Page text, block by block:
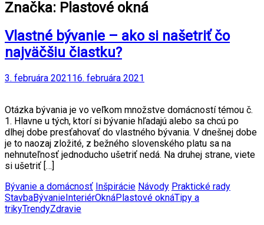
Značka: Plastové okná
Vlastné bývanie – ako si našetriť čo
najväčšiu čiastku?
3. februára 202116. februára 2021
Otázka bývania je vo veľkom množstve domácností témou č.
1. Hlavne u tých, ktorí si bývanie hľadajú alebo sa chcú po
dlhej dobe presťahovať do vlastného bývania. V dnešnej dobe
je to naozaj zložité, z bežného slovenského platu sa na
nehnuteľnosť jednoducho ušetriť nedá. Na druhej strane, viete
si ušetriť […]
Bývanie a domácnosť Inšpirácie Návody Praktické rady
StavbaBývanieInteriérOknáPlastové oknáTipy a
trikyTrendyZdravie